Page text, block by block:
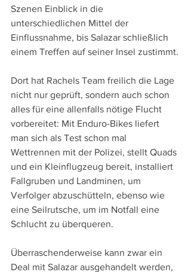
Szenen Einblick in die
unterschiedlichen Mittel der
Einflussnahme, bis Salazar schließlich
einem Treffen auf seiner Insel zustimmt.
Dort hat Rachels Team freilich die Lage
nicht nur geprüft, sondern auch schon
alles für eine allenfalls nötige Flucht
vorbereitet: Mit Enduro-Bikes liefert
man sich als Test schon mal
Wettrennen mit der Polizei, stellt Quads
und ein Kleinflugzeug bereit, installiert
Fallgruben und Landminen, um
Verfolger abzuschütteln, ebenso wie
eine Seilrutsche, um im Notfall eine
Schlucht zu überqueren.
Überraschenderweise kann zwar ein
Deal mit Salazar ausgehandelt werden,